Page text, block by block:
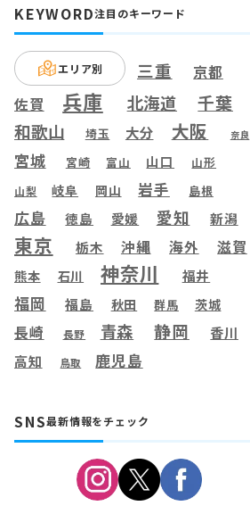
KEYWORD注目のキーワード
エリア別 三重 京都
佐賀 兵庫 北海道 千葉
和歌山 埼玉 大分 大阪 奈良
宮城 宮崎 富山 山口 山形
山梨 岐阜 岡山 岩手 島根
広島 徳島 愛媛 愛知 新潟
東京 栃木 沖縄 海外 滋賀
熊本 石川 神奈川 福井
福岡 福島 秋田 群馬 茨城
長崎 長野 青森 静岡 香川
高知 鳥取 鹿児島
SNS最新情報をチェック